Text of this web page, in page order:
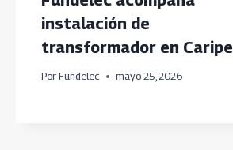
instalación de
transformador en Caripe
Por Fundelec mayo 25, 2026